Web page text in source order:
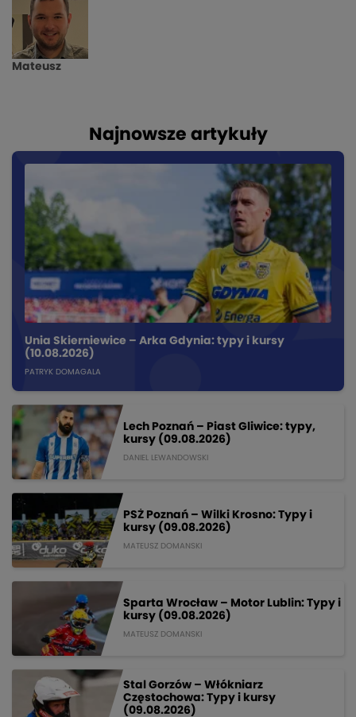
Mateusz
Najnowsze artykuły
Unia Skierniewice – Arka Gdynia: typy i kursy
(10.08.2026)
PATRYK DOMAGALA
Lech Poznań – Piast Gliwice: typy,
kursy (09.08.2026)
DANIEL LEWANDOWSKI
PSŻ Poznań – Wilki Krosno: Typy i
kursy (09.08.2026)
MATEUSZ DOMANSKI
Sparta Wrocław – Motor Lublin: Typy i
kursy (09.08.2026)
MATEUSZ DOMANSKI
Stal Gorzów – Włókniarz
Częstochowa: Typy i kursy
(09.08.2026)